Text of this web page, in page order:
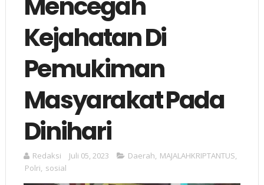
Kejahatan Di
Pemukiman
Masyarakat Pada
Dinihari
Redaksi Juli 05, 2023 Daerah, MAJALAHKRIPTANTUS,
Polri, sosial